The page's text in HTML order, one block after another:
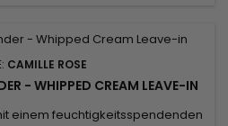
CAMILLE ROSE
- WHIPPED CREAM LEAVE-IN
einem feuchtigkeitsspendenden